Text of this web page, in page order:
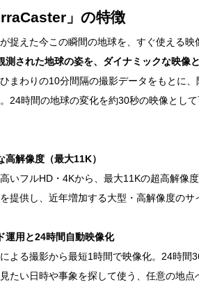
」の特徴
捉えた今この瞬間の地球を、すぐ使える映
測された地球の姿を、ダイナミックな映像
まわりの10分間隔の撮影データをもとに
24時間の地球の変化を約30秒の映像とし
高解像度（最大11K）
いフルHD・4Kから、最大11Kの超高解像
提供し、近年増加する大型・高解像度のサ
運用と24時間自動映像化
よる撮影から最短1時間で映像化。24時間
たい日時や事象を探して使う、任意の地